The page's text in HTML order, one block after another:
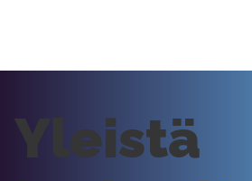
Yleistä